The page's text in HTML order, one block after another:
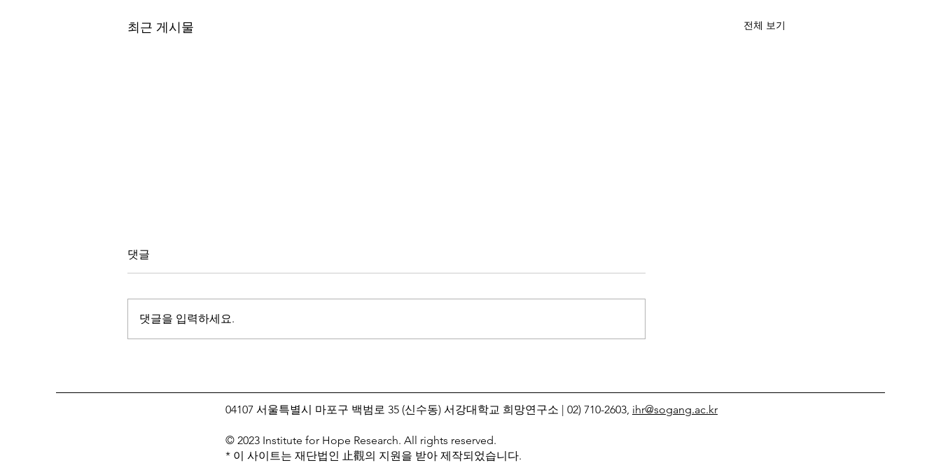
최근 게시물 전체 보기
게 함께 살 수 있을까? (지관서
가 X 희망연구소)
구소)
댓글
댓글을 입력하세요.
04107 서울특별시 마포구 백범로 35 (신수동) 서강대학교 희망연구소 | 02) 710-2603, ihr@sogang.ac.kr
© 2023 Institute for Hope Research. All rights reserved.
* 이 사이트는 재단법인 止觀의 지원을 받아 제작되었습니다.